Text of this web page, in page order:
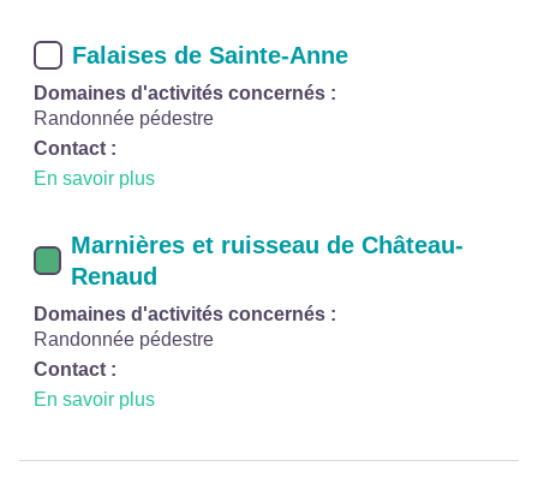
Falaises de Sainte-Anne
Domaines d'activités concernés :
Randonnée pédestre
Contact :
En savoir plus
Marnières et ruisseau de Château-
Renaud
Domaines d'activités concernés :
Randonnée pédestre
Contact :
En savoir plus